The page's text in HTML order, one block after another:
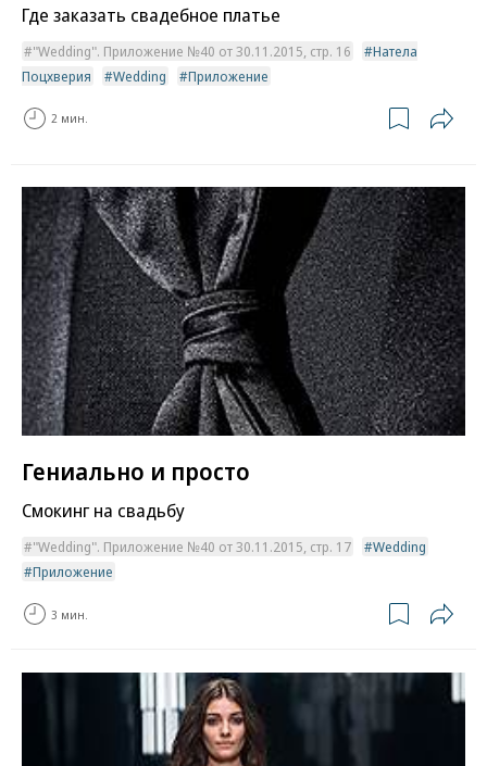
Где заказать свадебное платье
"Wedding". Приложение №40 от 30.11.2015, стр. 16
Натела
Поцхверия
Wedding Приложение
2 мин.
Гениально и просто
Смокинг на свадьбу
"Wedding". Приложение №40 от 30.11.2015, стр. 17
Wedding
Приложение
3 мин.